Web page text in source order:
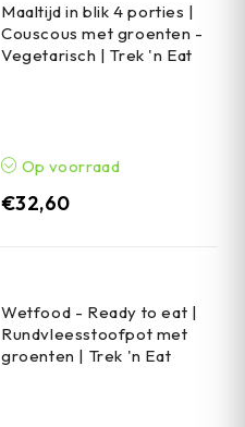
Maaltijd in blik 4 porties |
Couscous met groenten -
Vegetarisch | Trek 'n Eat
Op voorraad
€32,60
Wetfood - Ready to eat |
Rundvleesstoofpot met
groenten | Trek 'n Eat